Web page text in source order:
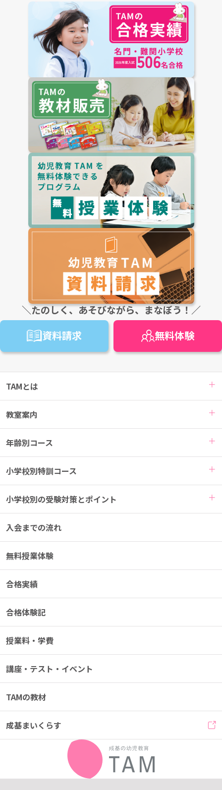
＼たのしく、あそびながら、まなぼう！／
資料請求 無料体験
TAMとは
教室案内
年齢別コース
小学校別特訓コース
小学校別の受験対策とポイント
入会までの流れ
無料授業体験
合格実績
合格体験記
授業料・学費
講座・テスト・イベント
TAMの教材
成基まいくらす